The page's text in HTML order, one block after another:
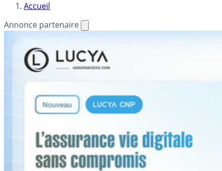
Accueil
Annonce partenaire